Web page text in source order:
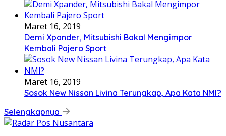
Maret 16, 2019
Demi Xpander, Mitsubishi Bakal Mengimpor
Kembali Pajero Sport
Maret 16, 2019
Sosok New Nissan Livina Terungkap, Apa Kata NMI?
Selengkapnya